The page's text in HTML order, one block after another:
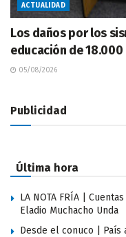
ACTUALIDAD
Los daños por los
educación de
05/08/2026
Publicidad
Última hora
LA NOTA FRÍA |
Eladio Muchacho Unda
Desde el conuco | País